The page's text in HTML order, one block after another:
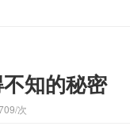
知的秘密
次